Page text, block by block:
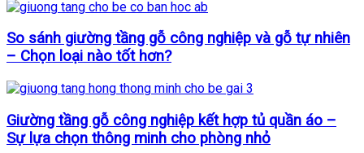
So sánh giường tầng gỗ công nghiệp và gỗ tự nhiên
– Chọn loại nào tốt hơn?
Giường tầng gỗ công nghiệp kết hợp tủ quần áo –
Sự lựa chọn thông minh cho phòng nhỏ